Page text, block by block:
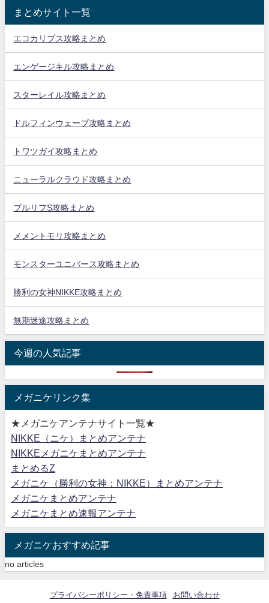
まとめサイト一覧
エコカリプス攻略まとめ
エンゲージキル攻略まとめ
スターレイル攻略まとめ
ドルフィンウェーブ攻略まとめ
トワツガイ攻略まとめ
ニューラルクラウド攻略まとめ
ブルリフS攻略まとめ
メメントモリ攻略まとめ
モンスターユニバース攻略まとめ
勝利の女神NIKKE攻略まとめ
無期迷途攻略まとめ
今週の人気記事
メガニケリンク集
★メガニケアンテナサイト一覧★
NIKKE（ニケ）まとめアンテナ
NIKKEメガニケまとめアンテナ
まとめるZ
メガニケ（勝利の女神：NIKKE）まとめアンテナ
メガニケまとめアンテナ
メガニケまとめ速報アンテナ
メガニケおすすめ記事
no articles
プライバシーポリシー・免責事項 お問い合わせ